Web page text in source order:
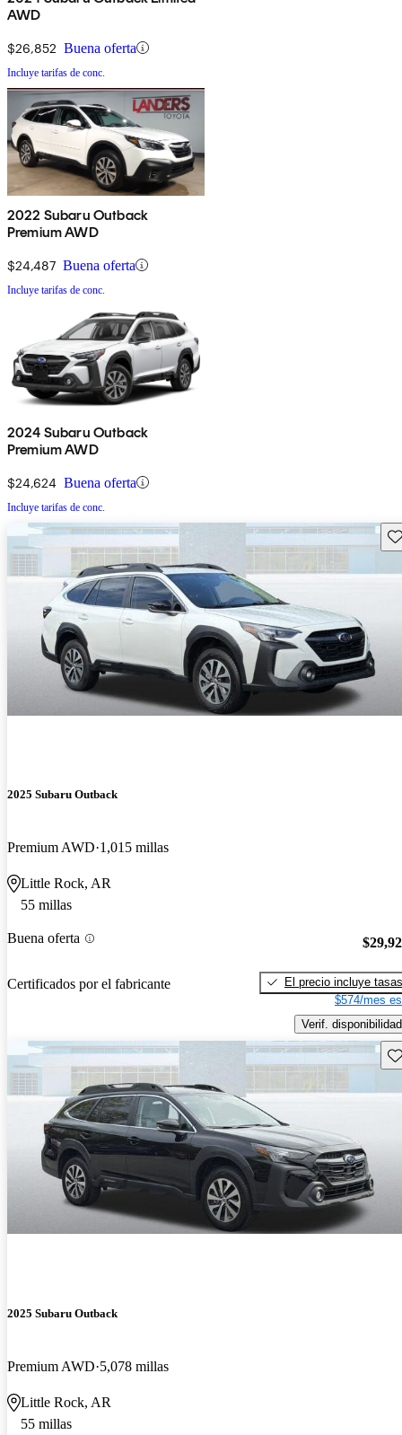
AWD
$26,852 Buena oferta
Incluye tarifas de conc.
2022 Subaru Outback
Premium AWD
$24,487 Buena oferta
Incluye tarifas de conc.
2024 Subaru Outback
Premium AWD
$24,624 Buena oferta
Incluye tarifas de conc.
2025 Subaru Outback
Premium AWD 1,015 millas
Little Rock, AR
55 millas
Buena oferta
Certificados por el fabricante
El precio incluye tasas
$574/mes
Verif. disponibilidad
2025 Subaru Outback
Premium AWD 5,078 millas
Little Rock, AR
55 millas